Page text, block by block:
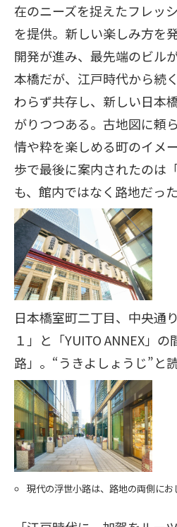
在のニーズを捉えたフレッ
を提供。新しい楽しみ方を
開発が進み、最先端のビル
本橋だが、江戸時代から続
わらず共存し、新しい日本
がりつつある。古地図に頼
情や粋を楽しめる町のイメ
歩で最後に案内されたのは
も、館内ではなく路地だった
日本橋室町二丁目、中央通
１」と「YUITO ANNEX」
路」。“うきよしょうじ”と
現代の浮世小路は、路地の両側に